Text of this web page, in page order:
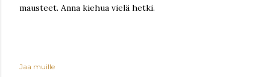
mausteet. Anna kiehua vielä hetki.
Jaa muille